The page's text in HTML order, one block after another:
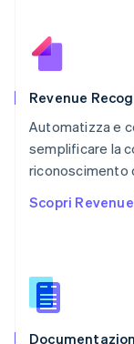
Revenue
Automatizza e
semplificare la
riconoscimento
Scopri
Polonia
Portogallo
Português
English简体中
Regno Unito
English
English
English
Slovacchia
Slovenia